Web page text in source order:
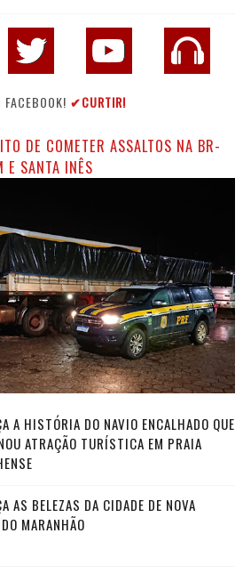
FACEBOOK! ✔CURTIR!
DE COMETER ASSALTOS NA BR-
E SANTA INÊS
A HISTÓRIA DO NAVIO ENCALHADO QUE
ATRAÇÃO TURÍSTICA EM PRAIA
AS BELEZAS DA CIDADE DE NOVA
MARANHÃO